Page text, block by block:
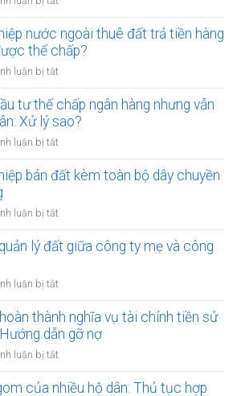
làm
bãi
bãi
Xin
phép
sử
dụng
khi
nước ngoài thuê đất trả tiền hàng
thế chấp?
luận bị tắt
nghiệp
nước
thuê
trả
Có
được
chấp?
tư thế chấp ngân hàng nhưng vẫn
Xử lý sao?
luận bị tắt
chủ
thế
ngân
bán
cho
dân:
Xử
sao?
bán đất kèm toàn bộ dây chuyền
luận bị tắt
nghiệp
kèm
bộ
dây
xưởng
lý đất giữa công ty mẹ và công
luận bị tắt
quyền
quản
đất
công
thành nghĩa vụ tài chính tiền sử
dẫn gỡ nợ
luận bị tắt
chưa
của nhiều hộ dân: Thủ tục hợp